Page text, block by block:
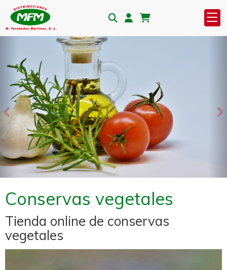
Conservas vegetales
Tienda online de conservas
vegetales